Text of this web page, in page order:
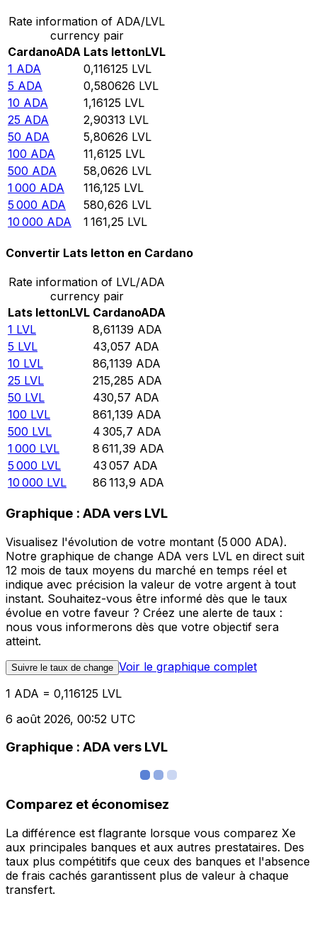
Rate information of ADA/LVL
currency pair
CardanoADA Lats lettonLVL
1 ADA 0,116125 LVL
5 ADA 0,580626 LVL
10 ADA 1,16125 LVL
25 ADA 2,90313 LVL
50 ADA 5,80626 LVL
100 ADA 11,6125 LVL
500 ADA 58,0626 LVL
1 000 ADA 116,125 LVL
5 000 ADA 580,626 LVL
10 000 ADA 1 161,25 LVL
Convertir Lats letton en Cardano
Rate information of LVL/ADA
currency pair
Lats lettonLVL CardanoADA
1 LVL 8,61139 ADA
5 LVL 43,057 ADA
10 LVL 86,1139 ADA
25 LVL 215,285 ADA
50 LVL 430,57 ADA
100 LVL 861,139 ADA
500 LVL 4 305,7 ADA
1 000 LVL 8 611,39 ADA
5 000 LVL 43 057 ADA
10 000 LVL 86 113,9 ADA
Graphique : ADA vers LVL
Visualisez l'évolution de votre montant (5 000 ADA).
Notre graphique de change ADA vers LVL en direct suit
12 mois de taux moyens du marché en temps réel et
indique avec précision la valeur de votre argent à tout
instant. Souhaitez-vous être informé dès que le taux
évolue en votre faveur ? Créez une alerte de taux :
nous vous informerons dès que votre objectif sera
atteint.
Suivre le taux de change Voir le graphique complet
1 ADA = 0,116125 LVL
6 août 2026, 00:52 UTC
Graphique : ADA vers LVL
Comparez et économisez
La différence est flagrante lorsque vous comparez Xe
aux principales banques et aux autres prestataires. Des
taux plus compétitifs que ceux des banques et l'absence
de frais cachés garantissent plus de valeur à chaque
transfert.